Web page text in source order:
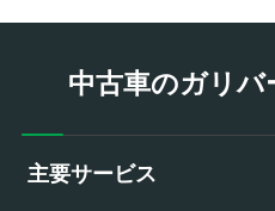
中古車のガリバ
主要サービス